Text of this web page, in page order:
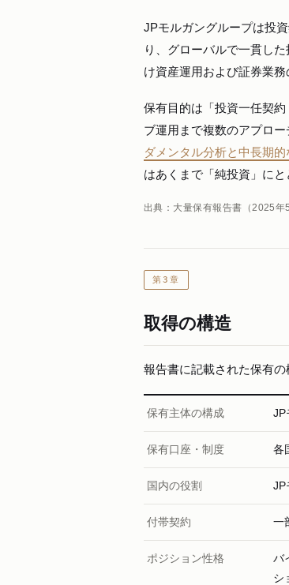
JPモルガングループは投
り、グローバルで一貫し
け資産運用および証券業務
保有目的は「投資一任契
ブ運用まで複数のアプロー
ダメンタル分析と中長期
はあくまで「純投資」にと
出典：大量保有報告書（2025年
第3章
取得の構造
報告書に記載された保有の
保有主体の構成 JP
保有口座・制度 各
国内の役割 JP
付帯契約 一
ポジション性格
バ
シ